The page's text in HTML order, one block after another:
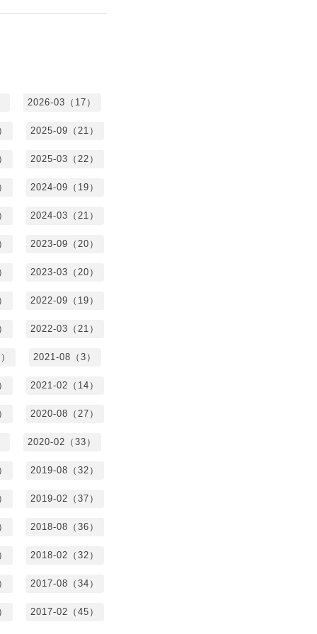
2026-03（17）
2025-09（21）
2025-03（22）
2024-09（19）
2024-03（21）
2023-09（20）
2023-03（20）
2022-09（19）
2022-03（21）
2021-08（3）
2021-02（14）
2020-08（27）
2020-02（33）
2019-08（32）
2019-02（37）
2018-08（36）
2018-02（32）
2017-08（34）
2017-02（45）